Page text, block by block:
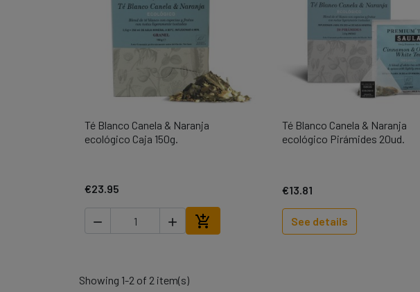
 Quick view
Té Blanco Canela & Naranja
ecológico Caja 150g.
€23.95
  
Add to cart
 Quick view
Té Blanco Canela & Naranja
ecológico Pirámides 20ud.
€13.81
See details
Showing 1-2 of 2 item(s)